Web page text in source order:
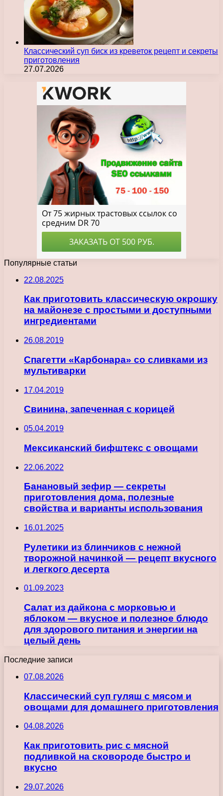
Классический суп биск из креветок рецепт и секреты
приготовления
27.07.2026
Популярные статьи
22.08.2025
Как приготовить классическую окрошку
на майонезе с простыми и доступными
ингредиентами
26.08.2019
Спагетти «Карбонара» со сливками из
мультиварки
17.04.2019
Свинина, запеченная с корицей
05.04.2019
Мексиканский бифштекс с овощами
22.06.2022
Банановый зефир — секреты
приготовления дома, полезные
свойства и варианты использования
16.01.2025
Рулетики из блинчиков с нежной
творожной начинкой — рецепт вкусного
и легкого десерта
01.09.2023
Салат из дайкона с морковью и
яблоком — вкусное и полезное блюдо
для здорового питания и энергии на
целый день
Последние записи
07.08.2026
Классический суп гуляш с мясом и
овощами для домашнего приготовления
04.08.2026
Как приготовить рис с мясной
подливкой на сковороде быстро и
вкусно
29.07.2026